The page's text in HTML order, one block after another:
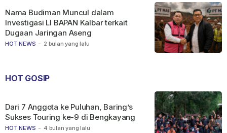
HOT NEWS - 2 bulan yang lalu
Nama Budiman Muncul dalam
Investigasi LI BAPAN Kalbar terkait
Dugaan Jaringan Aseng
HOT GOSIP
HOT NEWS - 4 bulan yang lalu
Dari 7 Anggota ke Puluhan, Baring’s
Sukses Touring ke-9 di Bengkayang